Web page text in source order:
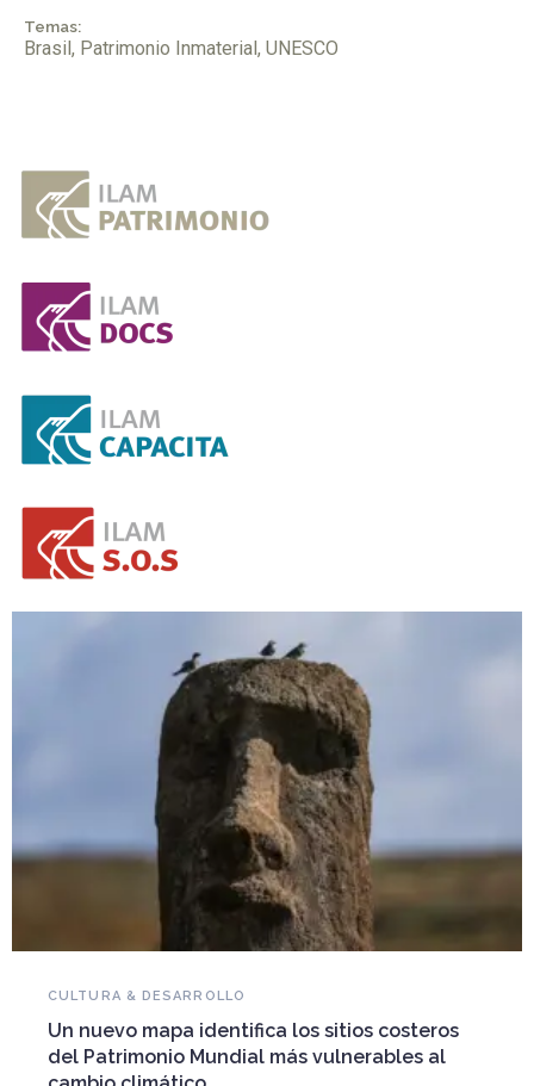
Temas:
Brasil, Patrimonio Inmaterial, UNESCO
Falleció Ramón Gutiérrez, guardián del
patrimonio iberoamericano
Arquitecto, historiador e Investigador Superior del